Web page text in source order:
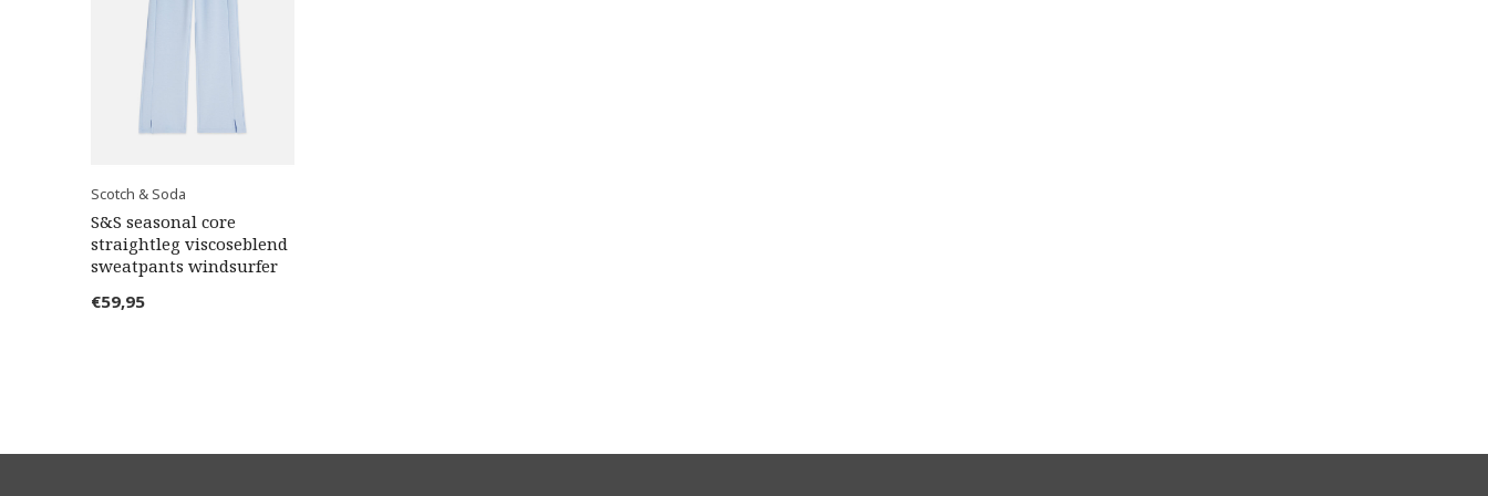
Scotch & Soda
S&S seasonal core
straightleg viscoseblend
sweatpants windsurfer
€59,95